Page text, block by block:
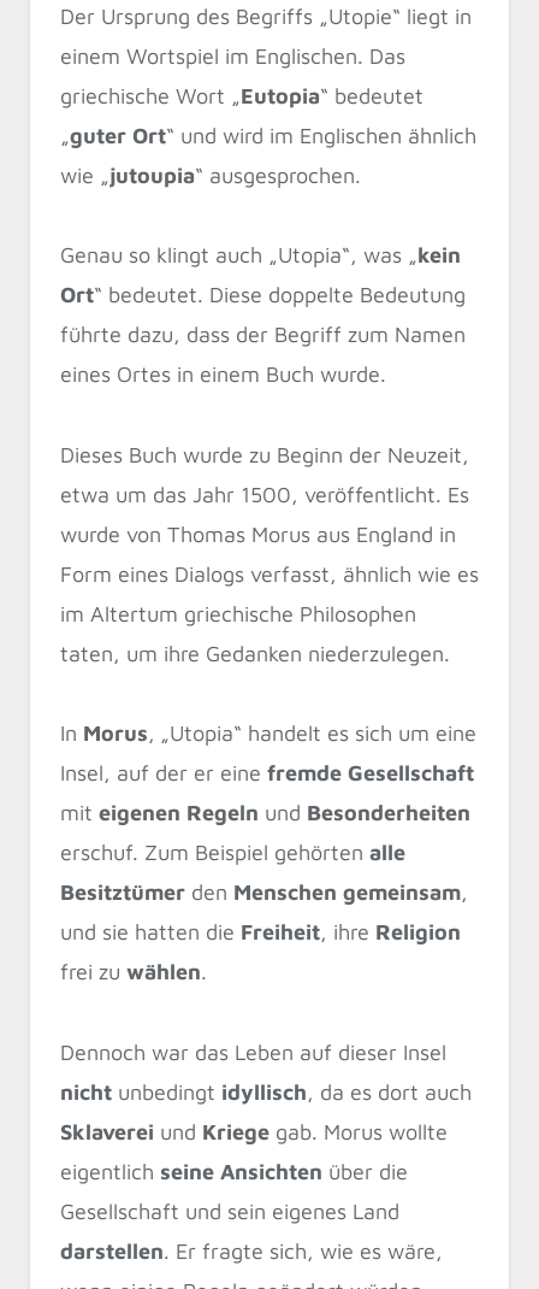
Der Ursprung des Begriffs „Utopie“ liegt in
einem Wortspiel im Englischen. Das
griechische Wort „Eutopia“ bedeutet
„guter Ort“ und wird im Englischen ähnlich
wie „jutoupia“ ausgesprochen.
Genau so klingt auch „Utopia“, was „kein
Ort“ bedeutet. Diese doppelte Bedeutung
führte dazu, dass der Begriff zum Namen
eines Ortes in einem Buch wurde.
Dieses Buch wurde zu Beginn der Neuzeit,
etwa um das Jahr 1500, veröffentlicht. Es
wurde von Thomas Morus aus England in
Form eines Dialogs verfasst, ähnlich wie es
im Altertum griechische Philosophen
taten, um ihre Gedanken niederzulegen.
In Morus‚ „Utopia“ handelt es sich um eine
Insel, auf der er eine fremde Gesellschaft
mit eigenen Regeln und Besonderheiten
erschuf. Zum Beispiel gehörten alle
Besitztümer den Menschen gemeinsam,
und sie hatten die Freiheit, ihre Religion
frei zu wählen.
Dennoch war das Leben auf dieser Insel
nicht unbedingt idyllisch, da es dort auch
Sklaverei und Kriege gab. Morus wollte
eigentlich seine Ansichten über die
Gesellschaft und sein eigenes Land
darstellen. Er fragte sich, wie es wäre,